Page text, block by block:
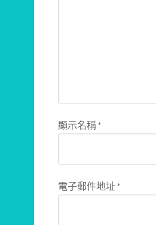
顯示名稱*
電子郵件地址*